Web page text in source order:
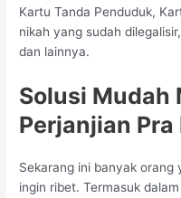
Kartu Tanda Penduduk,
nikah yang sudah
dan lainnya.
Solusi Mudah
Perjanjian Pra
Sekarang ini banyak
ingin ribet. Termasuk